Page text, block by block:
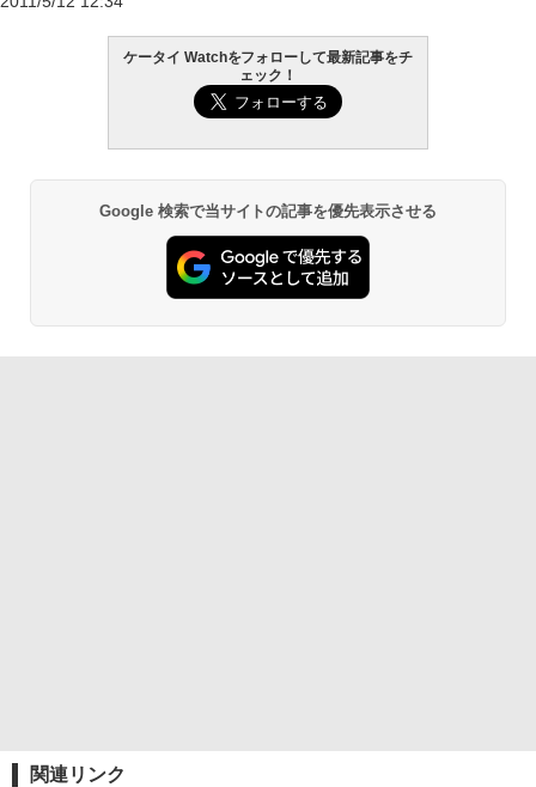
ケータイ Watchをフォローして最新記事をチ
ェック！
Google 検索で当サイトの記事を優先表示させる
関連リンク